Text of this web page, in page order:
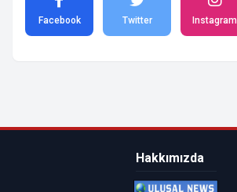
Facebook Twitter Instagram
Hakkımızda